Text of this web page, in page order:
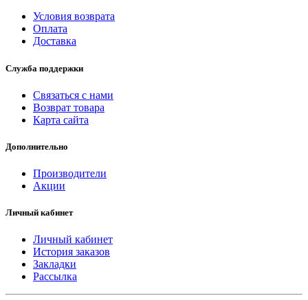
Условия возврата
Оплата
Доставка
Служба поддержки
Связаться с нами
Возврат товара
Карта сайта
Дополнительно
Производители
Акции
Личный кабинет
Личный кабинет
История заказов
Закладки
Рассылка